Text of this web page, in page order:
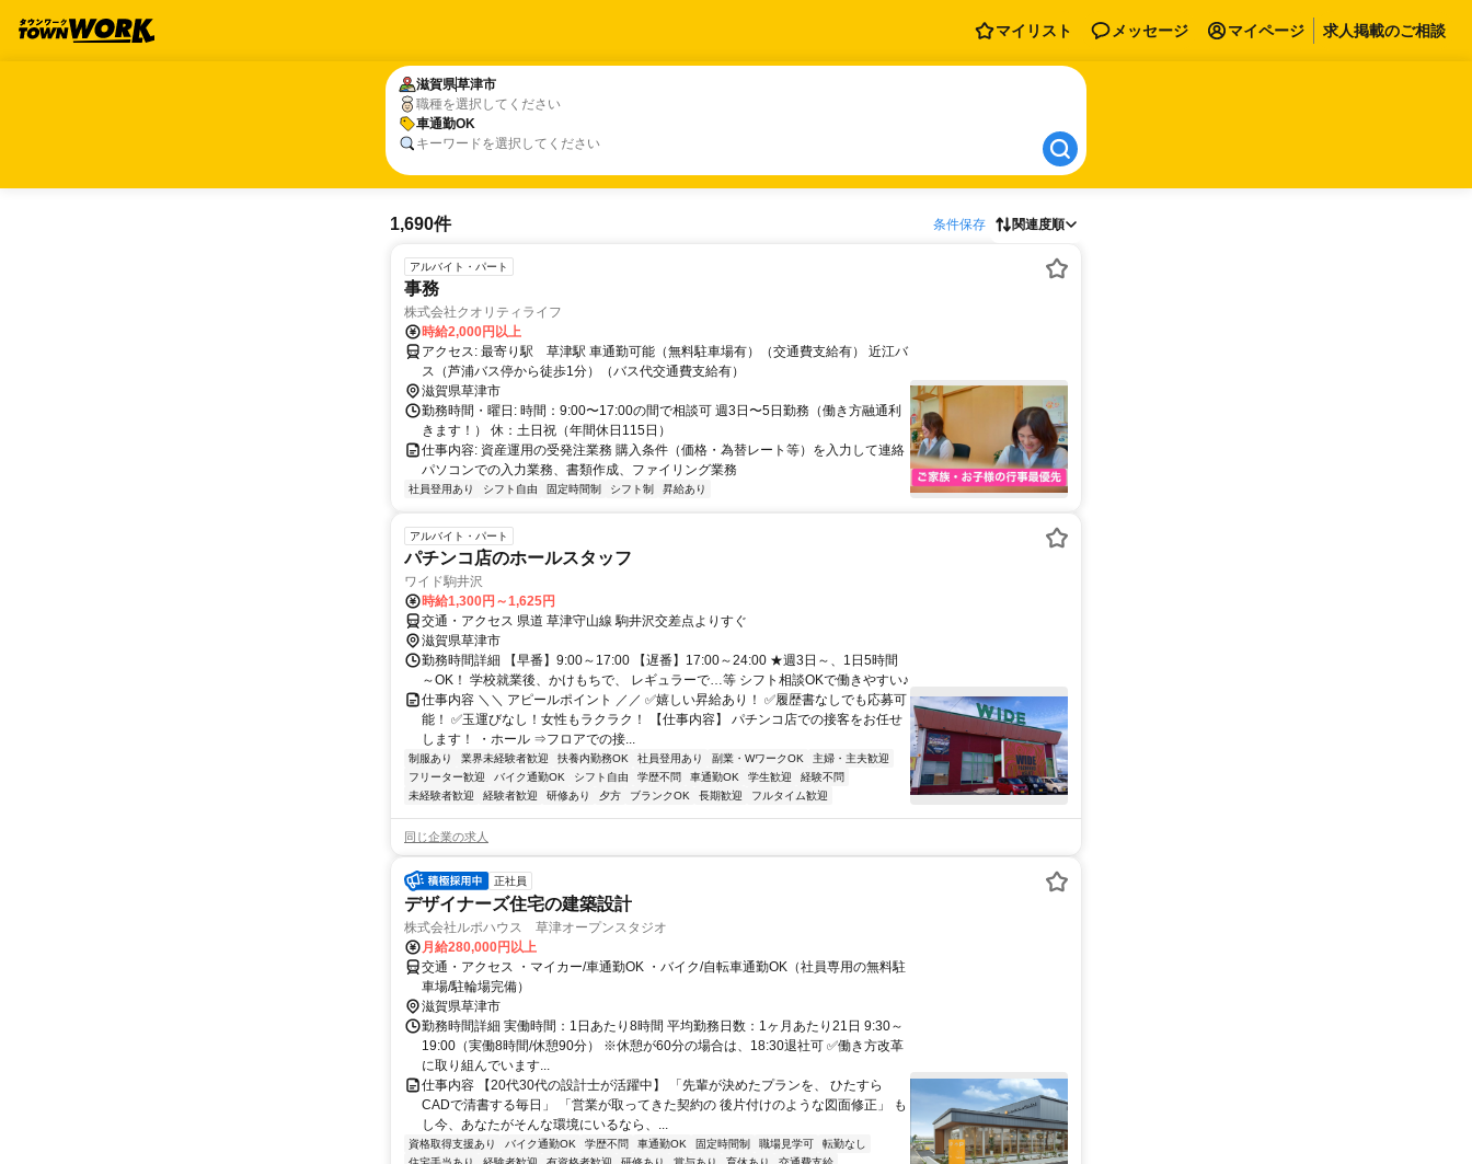
マイリスト メッセージ マイページ 求人掲載のご相談
滋賀県草津市
職種を選択してください
車通勤OK
キーワードを選択してください
滋賀県草津市
車通勤OK
1,690件 条件保存 関連度順
アルバイト・パート
事務
株式会社クオリティライフ
時給2,000円以上
アクセス: 最寄り駅 草津駅 車通勤可能（無料駐車場有）（交通費支給有） 近江バ
ス（芦浦バス停から徒歩1分）（バス代交通費支給有）
滋賀県草津市
勤務時間・曜日: 時間：9:00〜17:00の間で相談可 週3日〜5日勤務（働き方融通利
きます！） 休：土日祝（年間休日115日）
仕事内容: 資産運用の受発注業務 購入条件（価格・為替レート等）を入力して連絡
パソコンでの入力業務、書類作成、ファイリング業務
社員登用あり シフト自由 固定時間制 シフト制 昇給あり
アルバイト・パート
パチンコ店のホールスタッフ
ワイド駒井沢
時給1,300円～1,625円
交通・アクセス 県道 草津守山線 駒井沢交差点よりすぐ
滋賀県草津市
勤務時間詳細 【早番】9:00～17:00 【遅番】17:00～24:00 ★週3日～、1日5時間
～OK！ 学校就業後、かけもちで、 レギュラーで…等 シフト相談OKで働きやすい♪
仕事内容 ＼＼ アピールポイント ／／ ✅嬉しい昇給あり！ ✅履歴書なしでも応募可
能！ ✅玉運びなし！女性もラクラク！ 【仕事内容】 パチンコ店での接客をお任せ
します！ ・ホール ⇒フロアでの接...
制服あり 業界未経験者歓迎 扶養内勤務OK 社員登用あり 副業・WワークOK
主婦・主夫歓迎
フリーター歓迎
バイク通勤OK シフト自由 学歴不問 車通勤OK 学生歓迎
経験不問
未経験者歓迎
経験者歓迎 研修あり 夕方 ブランクOK 長期歓迎 フルタイム歓迎
同じ企業の求人
正社員
デザイナーズ住宅の建築設計
株式会社ルポハウス 草津オープンスタジオ
月給280,000円以上
交通・アクセス ・マイカー/車通勤OK ・バイク/自転車通勤OK（社員専用の無料駐
車場/駐輪場完備）
滋賀県草津市
勤務時間詳細 実働時間：1日あたり8時間 平均勤務日数：1ヶ月あたり21日 9:30～
19:00（実働8時間/休憩90分） ※休憩が60分の場合は、18:30退社可 ✅働き方改革
に取り組んでいます...
仕事内容 【20代30代の設計士が活躍中】 「先輩が決めたプランを、 ひたすら
CADで清書する毎日」 「営業が取ってきた契約の 後片付けのような図面修正」 も
し今、あなたがそんな環境にいるなら、...
資格取得支援あり バイク通勤OK 学歴不問 車通勤OK 固定時間制 職場見学可
転勤なし